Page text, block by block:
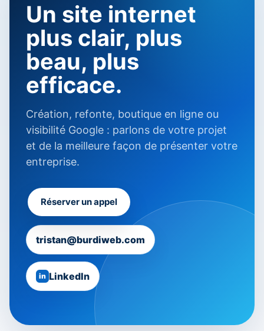
Un site internet
plus clair, plus
beau, plus
efficace.
Création, refonte, boutique en ligne ou
visibilité Google : parlons de votre projet
et de la meilleure façon de présenter votre
entreprise.
Réserver un appel
tristan@burdiweb.com
in LinkedIn